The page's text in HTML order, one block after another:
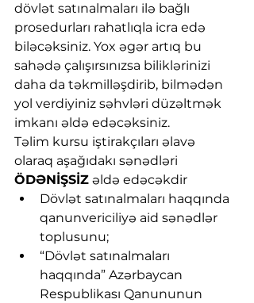
dövlət satınalmaları ilə bağlı
prosedurları rahatlıqla icra edə
biləcəksiniz. Yox əgər artıq bu
sahədə çalışırsınızsa biliklərinizi
daha da təkmilləşdirib, bilmədən
yol verdiyiniz səhvləri düzəltmək
imkanı əldə edəcəksiniz.
Təlim kursu iştirakçıları əlavə
olaraq aşağıdakı sənədləri
ÖDƏNİŞSİZ əldə edəcəkdir
Dövlət satınalmaları haqqında
qanunvericiliyə aid sənədlər
toplusunu;
“Dövlət satınalmaları
haqqında” Azərbaycan
Respublikası Qanununun